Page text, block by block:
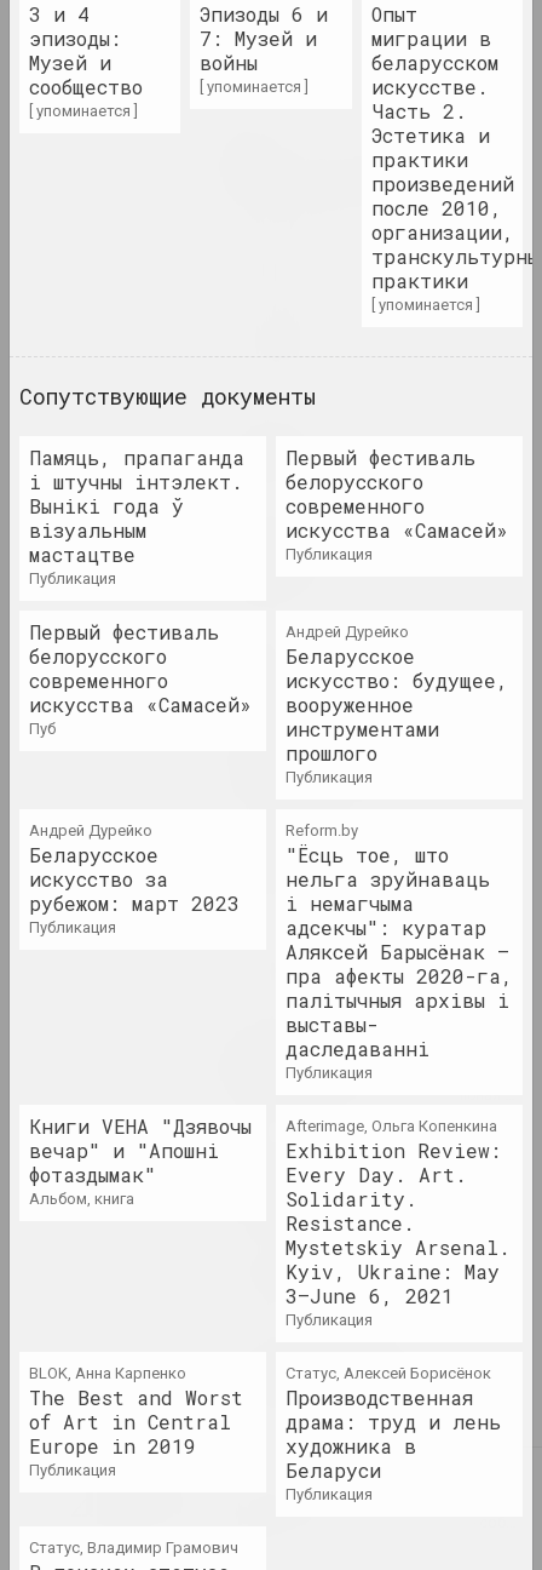
Хаим Сутин
Хаим Сутин. Против течения
2023–2024. персональная выставка
Хвойная последовательность
2023. персональная выставка, зарубежное событие
Чистое искусство
2023. фестиваль
Broń i chroń
2023–2024. персональная выставка, выставка
Андрей Логинов
Charomushki Odyssey
Анастасия Рыдлевская
2023. персональная выставка
𝖭̶𝖨̶𝖢̶𝖧̶𝖳̶ UNSER KRIEG
2023. масштабная выставка, выставка, зарубежное событие, групповой проект
Paris Magnétique. 1905-
2023. масштабная выставка
Past Garden
2023. персональная выставка
Pattern, the Grid, and
Other Systems
Pixel. От точки к цифровому
искусству
2023. выставка
Puszcza Białowieska
2023–2024. групповой проект, выставка, зарубежное событие
Queer Tracing Paper
2023. персональная выставка, зарубежное событие
2022 Бетонный батут
3 и 4
эпизоды:
Музей и
сообщество
[ упоминается ]
Эпизоды 6 и
7: Музей и
войны
[ упоминается ]
Опыт
миграции в
беларусском
искусстве.
Часть 2.
Эстетика и
практики
произведений
после 2010,
организации,
практики
[ упоминается ]
Сопутствующие документы
Памяць, прапаганда
і штучны інтэлект.
Вынікі года ў
візуальным
мастацтве
публикация
Первый фестиваль
белорусского
современного
искусства «Самасей»
публикация
Первый фестиваль
белорусского
современного
искусства «Самасей»
пуб
Андрей Дурейко
Беларусское
искусство: будущее,
вооруженное
инструментами
прошлого
публикация
Андрей Дурейко
Беларусское
искусство за
рубежом: март 2023
публикация
Reform.by
"Ёсць тое, што
нельга зруйнаваць
і немагчыма
адсекчы": куратар
Аляксей Барысёнак –
пра афекты 2020-га,
палітычныя архівы і
выставы-
даследаванні
публикация
Книги VEHA "Дзявочы
вечар" и "Апошні
фотаздымак"
альбом, книга
Afterimage, Ольга Копенкина
Exhibition Review:
Every Day. Art.
Solidarity.
Resistance.
Mystetskiy Arsenal.
Kyiv, Ukraine: May
3–June 6, 2021
публикация
BLOK, Анна Карпенко
The Best and Worst
of Art in Central
Europe in 2019
публикация
Статус, Алексей Борисёнок
Производственная
драма: труд и лень
художника в
Беларуси
публикация
Статус, Владимир Грамович